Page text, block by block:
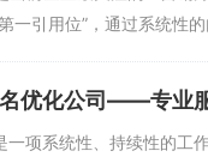
一引用位”，通过系统性
的结构化改造（如
和舆情管
优化公司——专业
一项系统性、持续性的工